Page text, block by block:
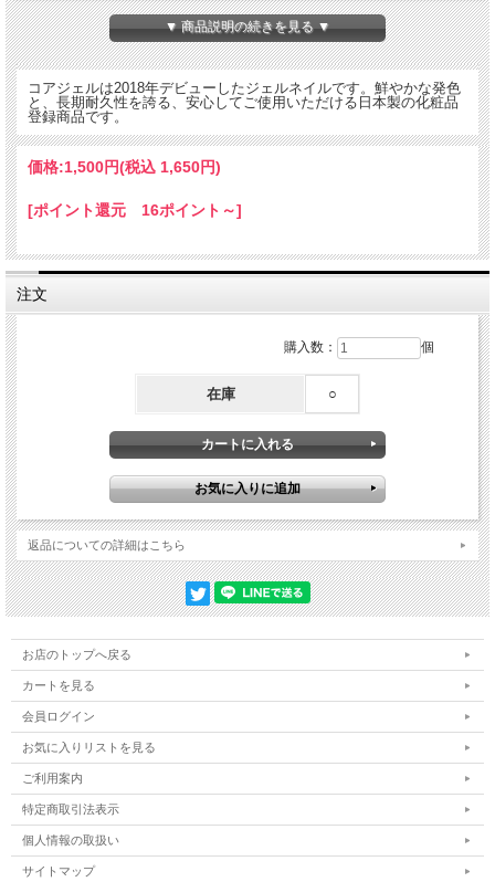
▼ 商品説明の続きを見る ▼
コアジェルは2018年デビューしたジェルネイルです。鮮やかな発色
と、長期耐久性を誇る、安心してご使用いただける日本製の化粧品
登録商品です。
価格:1,500円(税込 1,650円)
[ポイント還元 16ポイント～]
注文
購入数： 個
在庫 ○
返品についての詳細はこちら
お店のトップへ戻る
カートを見る
会員ログイン
お気に入りリストを見る
ご利用案内
特定商取引法表示
個人情報の取扱い
サイトマップ